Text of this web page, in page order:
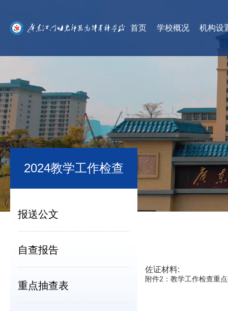
首页 学校概况 机构设
2024教学工作检查
报送公文
自查报告
重点抽查表
佐证材料:
附件2：教学工作检查重